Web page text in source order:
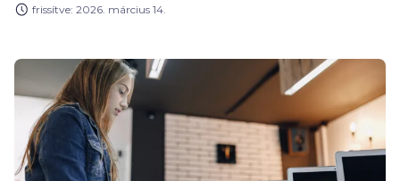
lakossági terméknél is csökkent a hitelfelvételek
kölcsönöknél több mint 15 százalékkal nőtt.
frissítve: 2026. március 14.